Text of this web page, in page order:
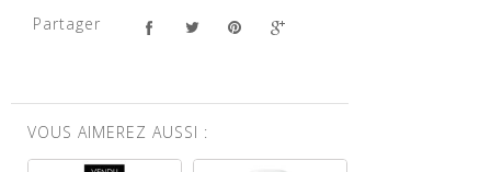
Partager
VOUS AIMEREZ AUSSI :